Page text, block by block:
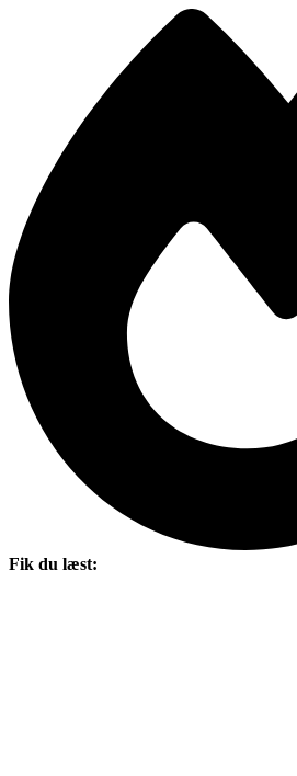
Fik du læst: